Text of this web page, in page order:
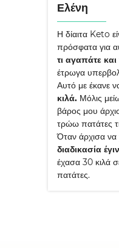
Ελένη
Η δίαιτα Keto
πρόσφατα για
τι αγαπάτε
έτρωγα
Αυτό με έκανε
κιλά. Μόλις
βάρος μου
τρώω πατάτες
Όταν άρχισα
διαδικασία
έχασα 30 κιλά
πατάτες.